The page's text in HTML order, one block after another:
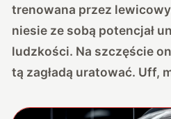
trenowana przez
niesie ze sobą potencjał
ludzkości. Na szczęście
tą zagładą uratować. Uff,